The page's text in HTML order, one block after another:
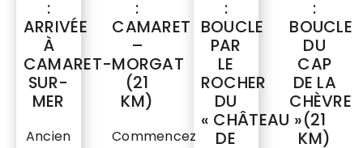
:
ARRIVÉE
À
CAMARET-
SUR-
MER
Ancien
:
CAMARET
–
MORGAT
(21
KM)
Commencez
:
BOUCLE
PAR
LE
ROCHER
DU
« CHÂTEAU »
DE
:
BOUCLE
DU
CAP
DE LA
CHÈVRE
(21
KM)